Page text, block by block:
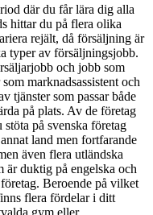
där du får lära dig alla
hittar du på flera olika
rejält, då försäljning är
typer av försäljningsjobb.
och jobb som
marknadsassistent och
tjänster som passar både
på plats. Av de företag
på svenska företag
land men fortfarande
även flera utländska
duktig på engelska och
Beroende på vilket
flera fördelar i ditt
gym eller